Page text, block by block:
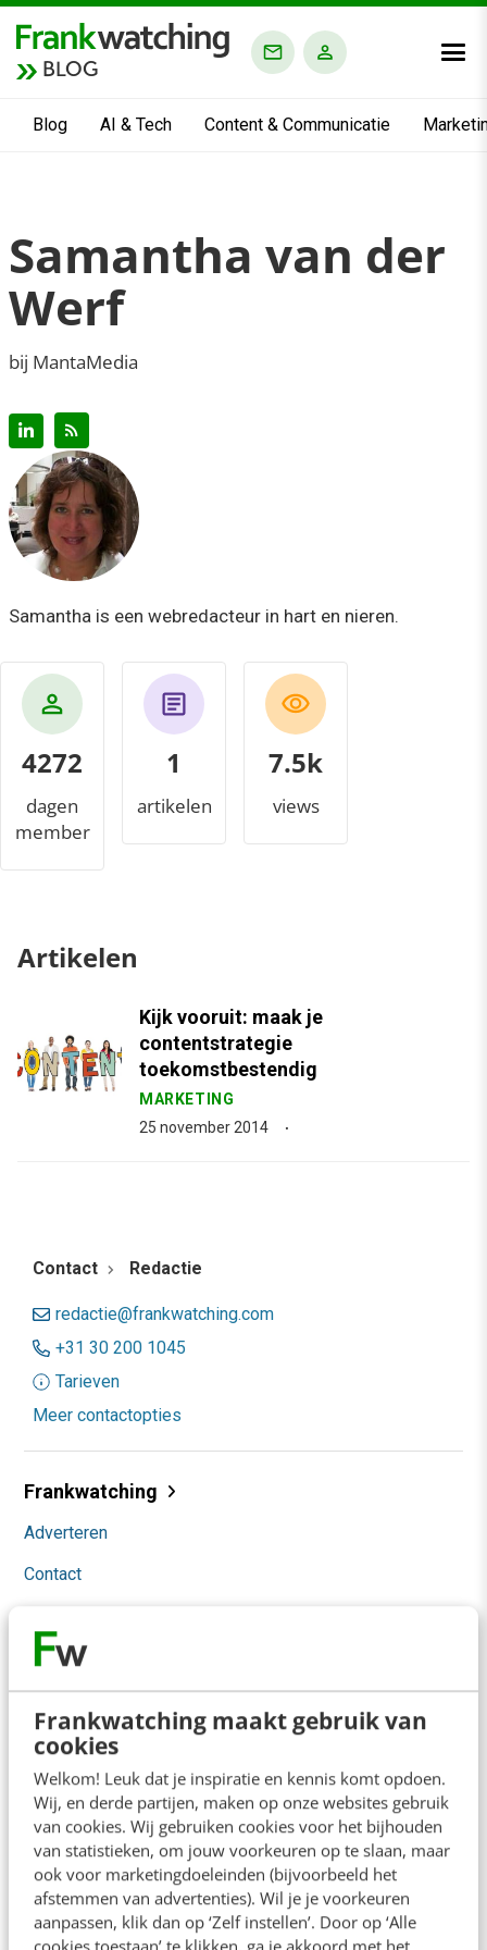
Frankwatching maakt gebruik van
cookies
Welkom! Leuk dat je inspiratie en kennis komt opdoen.
Wij, en derde partijen, maken op onze websites gebruik
van cookies. Wij gebruiken cookies voor het bijhouden
van statistieken, om jouw voorkeuren op te slaan, maar
ook voor marketingdoeleinden (bijvoorbeeld het
afstemmen van advertenties). Wil je je voorkeuren
aanpassen, klik dan op ‘Zelf instellen’. Door op ‘Alle
BLOG
Blog AI & Tech Content & Communicatie
Samantha van der
Werf
bij MantaMedia
Samantha is een webredacteur in hart en nieren.
4272
dagen
member
1
artikelen
7.8k
views
Artikelen
Kijk vooruit: maak je
contentstrategie
toekomstbestendig
MARKETING
25 november 2014
Contact Redactie
redactie@frankwatching.com
+31 30 200 1045
Tarieven
Meer contactopties
Frankwatching
Adverteren
Contact
Over ons
Ons team
Werken bij
Whitepapers
Blog
AI & Tech
Content & Communicatie